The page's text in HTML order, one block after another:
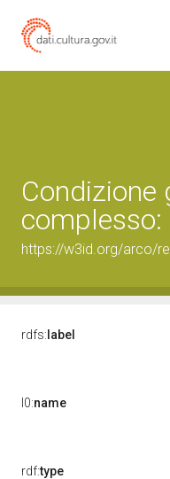
Condizione
https://w3id.org/arco/
rdfs: label
l0:name
rdf:type